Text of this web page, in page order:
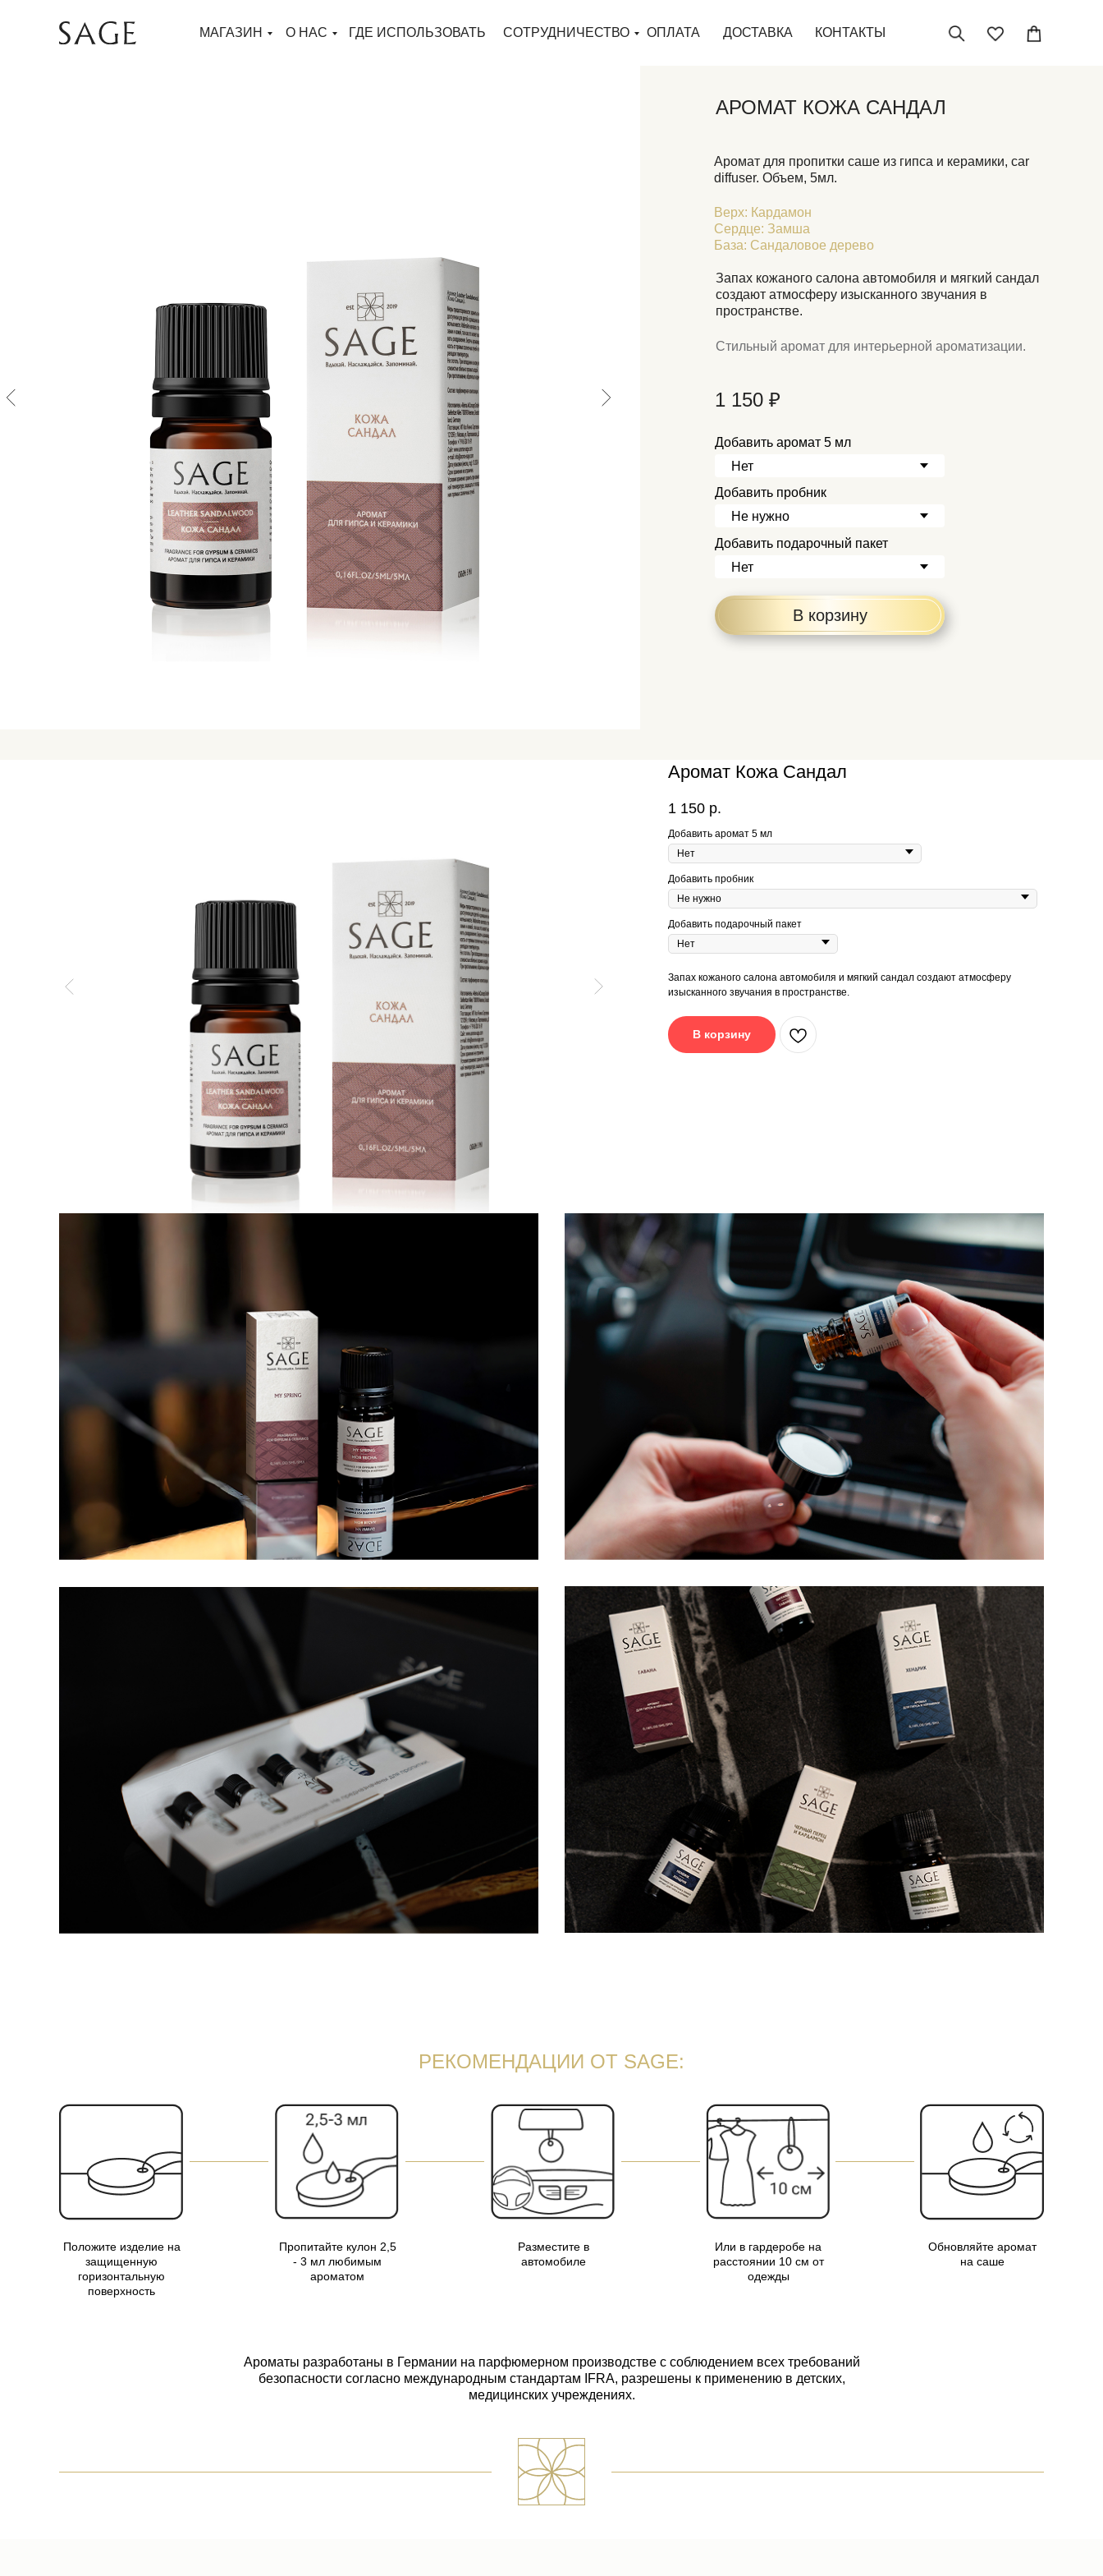
МАГАЗИН О НАС ГДЕ ИСПОЛЬЗОВАТЬ СОТРУДНИЧЕСТВО ДОСТАВКА
ОПЛАТА КОНТАКТЫ
АРОМАТ КОЖА САНДАЛ
Стильный аромат для интерьерной ароматизации.
Аромат для пропитки саше из гипса и керамики, car
diffuser. Объем, 5мл.
1 150 ₽
Запах кожаного салона автомобиля и мягкий сандал
создают атмосферу изысканного звучания в
пространстве.
Добавить аромат 5 мл
Добавить пробник
Добавить подарочный пакет
В корзину
Верх: Кардамон
Сердце: Замша
База: Сандаловое дерево
Аромат Кожа Сандал
1 150 р.
Добавить аромат 5 мл
Добавить пробник
Добавить подарочный пакет
Запах кожаного салона автомобиля и мягкий сандал создают атмосферу
изысканного звучания в пространстве.
В корзину
РЕКОМЕНДАЦИИ ОТ SAGE:
Положите изделие на
защищенную
горизонтальную
поверхность
Пропитайте кулон 2,5
- 3 мл любимым
ароматом
Разместите в
автомобиле
Или в гардеробе на
расстоянии 10 см от
одежды
Обновляйте аромат
на саше
Ароматы разработаны в Германии на парфюмерном производстве с соблюдением всех требований
безопасности согласно международным стандартам IFRA, разрешены к применению в детских,
медицинских учреждениях.